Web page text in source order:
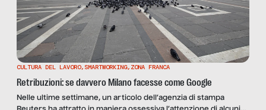
CULTURA DEL LAVORO, SMARTWORKING, ZONA FRANCA
Retribuzioni: se davvero Milano facesse come Google
Nelle ultime settimane, un articolo dell’agenzia di stampa